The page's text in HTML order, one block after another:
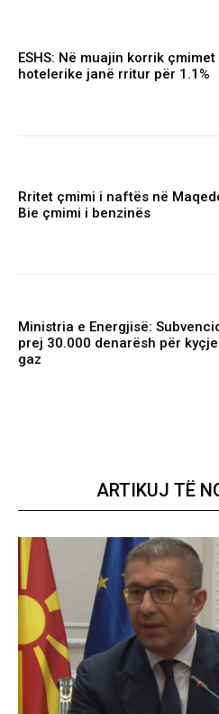
ESHS: Në muajin korrik çmimet
hotelerike janë rritur për 1.1%
Rritet çmimi i naftës në
Bie çmimi i benzinës
Ministria e Energjisë:
prej 30.000 denarësh për
gaz
ARTIKUJ TË